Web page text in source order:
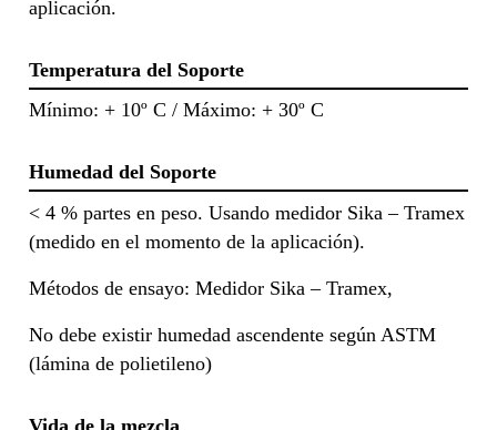
aplicación.
Temperatura del Soporte
Mínimo: + 10º C / Máximo: + 30º C
Humedad del Soporte
< 4 % partes en peso. Usando medidor Sika – Tramex
(medido en el momento de la aplicación).
Métodos de ensayo: Medidor Sika – Tramex,
No debe existir humedad ascendente según ASTM
(lámina de polietileno)
Vida de la mezcla